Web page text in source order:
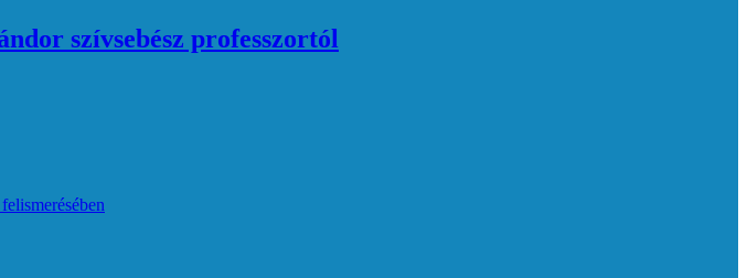
szívsebész professzortól